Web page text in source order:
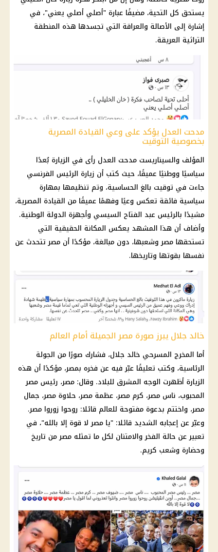
يستحق كل التحية، مضيفًا عبارة "أصلي أصلي يعني"، في
إشارة إلى الأصالة والعراقة التي تجسدها هذه المنطقة
التراثية العريقة.
مدحت العدل يؤكد على وعي القيادة المصرية
بخصوصية التوقيت
المؤلف والسيناريست مدحت العدل رأى في الزيارة بُعدًا
سياسيًا ووطنيًا عميقًا، حيث كتب أن زيارة الرئيس الفرنسي
جاءت في توقيت بالغ الحساسية، وتم تنظيمها بمهارة
سياسية فائقة تعكس وعيًا وفهمًا عميقًا من القيادة المصرية،
مشيدًا بالرئيس عبد الفتاح السيسي وأجهزة الدولة الوطنية.
وأضاف أن هذا المشهد يعكس المكانة الحقيقية التي
تستحقها مصر وشعبها، دون مبالغة، مؤكدًا أن مصر تتحدث عن
نفسها بقوتها وتاريخها.
خالد جلال يبرز صورة مصر الجميلة أمام العالم
أما المخرج المسرحي خالد جلال، فشارك صورًا من الجولة
الرئاسية، وكتب تعليقًا عبّر فيه عن فخره بمصر، مؤكدًا أن هذه
الزيارة أظهرت الوجه المشرق للبلاد. وقال: مصر، رئيس مصر
المحبوب، ناس مصر، كرم مصر، عظمة مصر، حلاوة مصر، جمال
مصر، واختتم بدعوة مفتوحة للعالم قائلا: روحوا زوروا مصر.
وعبّر عن إعجابه الشديد قائلا: "يا مصر لا قوة إلا بالله"، في
تعبير عن حالة الفخر والامتنان لكل ما تمثله مصر من تاريخ
وحضارة وشعب كريم.